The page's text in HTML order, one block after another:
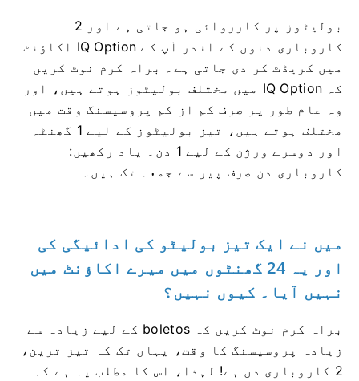
بولیٹوز پر کارروائی ہو جاتی ہے اور 2
کاروباری دنوں کے اندر آپ کے IQ Option اکاؤنٹ
میں کریڈٹ کر دی جاتی ہے۔ براہ کرم نوٹ کریں
کہ IQ Option میں مختلف بولیٹوز ہوتے ہیں، اور
وہ عام طور پر صرف کم از کم پروسیسنگ وقت میں
مختلف ہوتے ہیں، تیز بولیٹوز کے لیے 1 گھنٹہ
اور دوسرے ورژن کے لیے 1 دن۔ یاد رکھیں:
کاروباری دن صرف پیر سے جمعہ تک ہیں۔
میں نے ایک تیز بولیٹو کی ادائیگی کی
اور یہ 24 گھنٹوں میں میرے اکاؤنٹ میں
نہیں آیا۔ کیوں نہیں؟
براہ کرم نوٹ کریں کہ boletos کے لیے زیادہ سے
زیادہ پروسیسنگ کا وقت، یہاں تک کہ تیز ترین،
2 کاروباری دن ہے! لہذا، اس کا مطلب یہ ہے کہ